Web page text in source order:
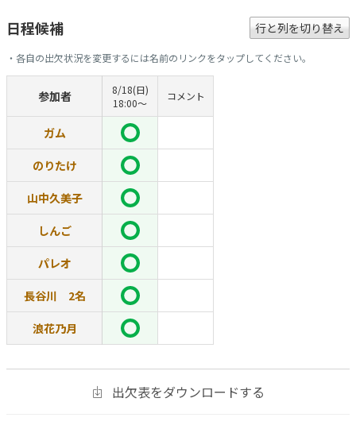
日程候補 行と列を切り替え
・各自の出欠状況を変更するには名前のリンクをタップしてください。
参加者
8/18(日)
18:00〜
コメント
ガム
のりたけ
山中久美子
しんご
パレオ
長谷川 2名
浪花乃月
出欠表をダウンロードする